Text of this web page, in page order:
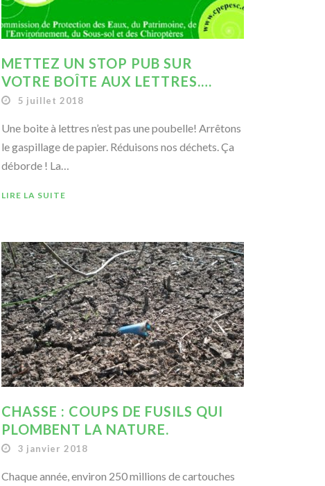
METTEZ UN STOP PUB SUR
VOTRE BOÎTE AUX LETTRES.…
5 juillet 2018
Une boite à lettres n’est pas une poubelle! Arrêtons
le gaspillage de papier. Réduisons nos déchets. Ça
déborde ! La…
LIRE LA SUITE
CHASSE : COUPS DE FUSILS QUI
PLOMBENT LA NATURE.
3 janvier 2018
Chaque année, environ 250 millions de cartouches